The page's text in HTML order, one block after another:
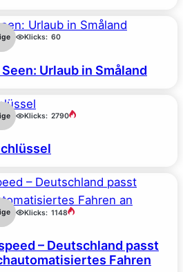
Klicks: 60
Urlaub in Småland
Klicks: 2790
Klicks: 1148
– Deutschland passt
Fahren